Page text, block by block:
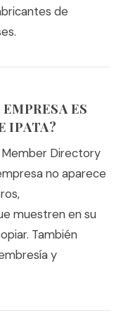
de
ES
IPATA?
Member Directory
no aparece
muestren en su
También
y